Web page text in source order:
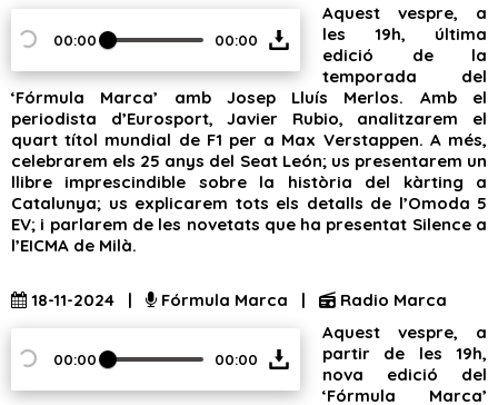
00:00 00:00
Aquest vespre, a
les 19h, última
edició de la
temporada del
‘Fórmula Marca’ amb Josep Lluís Merlos. Amb el
periodista d’Eurosport, Javier Rubio, analitzarem el
quart títol mundial de F1 per a Max Verstappen. A més,
celebrarem els 25 anys del Seat León; us presentarem un
llibre imprescindible sobre la història del kàrting a
Catalunya; us explicarem tots els detalls de l’Omoda 5
EV; i parlarem de les novetats que ha presentat Silence a
l’EICMA de Milà.
18-11-2024 | Fórmula Marca | Radio Marca
00:00 00:00
Aquest vespre, a
partir de les 19h,
nova edició del
‘Fórmula Marca’